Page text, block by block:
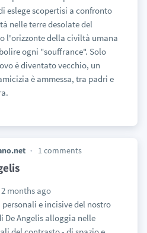
eslege scopertisi a confronto
nelle terre desolate del
l'orizzonte della civiltà umana
ogni "souffrance". Solo
è diventato vecchio, un
è ammessa, tra padri e
1 comments
2 months ago
e incisive del nostro
De Angelis alloggia nelle